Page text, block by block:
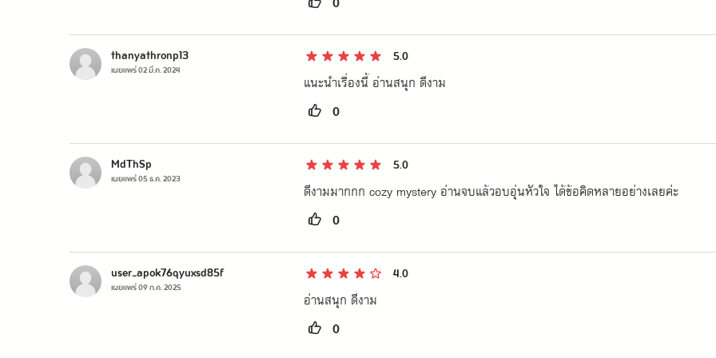
มนี้ขึ้นมานะคะ 🤍
thanyathronp13
เผยแพร่02 มี.ค. 2024
5.0
แนะนำเรื่องนี้ อ่านสนุก ดีงาม
0
MdThSp
เผยแพร่05 ธ.ค. 2023
5.0
ดีงามมากกก cozy mystery อ่านจบแล้วอบอุ่นหัวใจ ได้ข้อคิดหลายอย่างเลยค่ะ
0
user_apok76qyuxsd85f
เผยแพร่09 ก.ค. 2025
4.0
อ่านสนุก ดีงาม
0